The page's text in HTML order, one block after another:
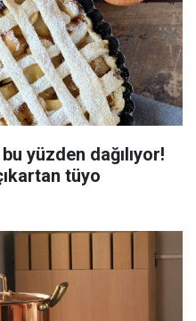
yüzden dağılıyor!
tüyo